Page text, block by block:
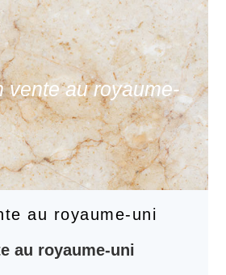
vente au royaume-
au royaume-uni
au royaume-uni